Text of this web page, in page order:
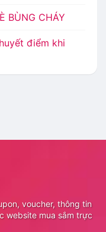
BÙNG CHÁY
điểm khi
voucher, thông tin
website mua sắm trực